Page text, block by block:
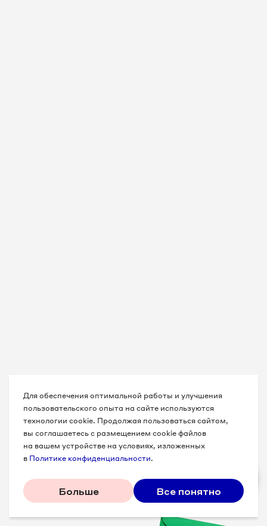
Для обеспечения оптимальной работы и улучшения
пользовательского опыта на сайте используются
технологии cookie. Продолжая пользоваться сайтом,
вы соглашаетесь с размещением cookie файлов
на вашем устройстве на условиях, изложенных
в Политике конфиденциальности.
Больше Все понятно